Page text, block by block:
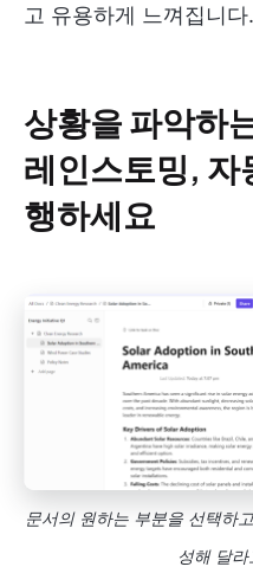
고 유용하게 느껴집니다.
상황을 파악하
레인스토밍, 자
행하세요
문서의 원하는 부분을 선택하
성해 달